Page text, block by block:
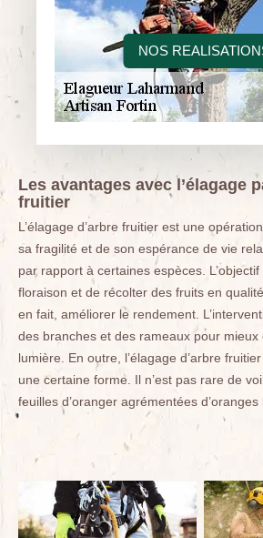
NOS
Les avantages avec l’élagage
fruitier
L’élagage d’arbre fruitier est une
sa fragilité et de son espérance de vie
par rapport à certaines espèces.
floraison et de récolter des fruits en
en fait, améliorer le rendement.
des branches et des rameaux pour mieux
lumière. En outre, l’élagage d’arbre
une certaine forme. Il n’est pas rare de
feuilles d’oranger agrémentées d’oranges